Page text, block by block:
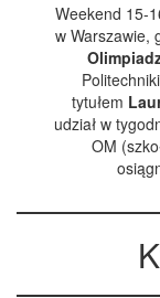
Weekend 15-
w Warszawie,
tytułem
udział w
OM